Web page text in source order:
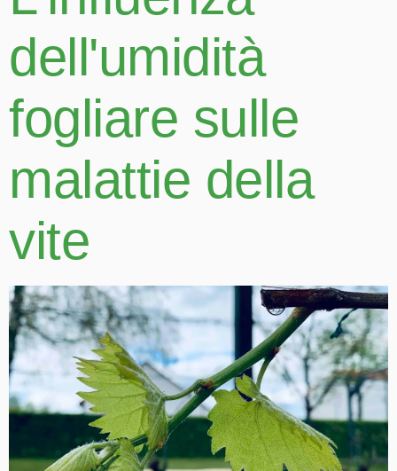
dell'umidità
fogliare sulle
malattie della
vite